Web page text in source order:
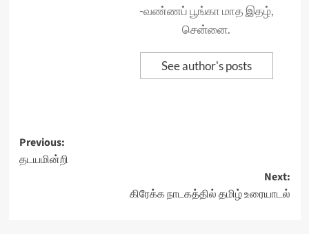
-வண்ணப் பூங்கா மாத இதழ்,
சென்னை.
See author's posts
Post
navigation
Previous:
தடயமின்றி
Next:
கிரேக்க நாடகத்தில் தமிழ் உரையாடல்